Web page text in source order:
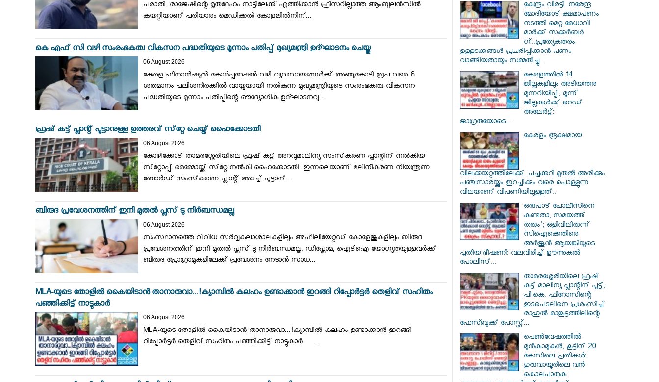
പരാതി. രാജേഷിന്റെ മൃതദേഹം നാട്ടിലേക്ക് എത്തിക്കാന്‍ ഫ്രീസറില്ലാത്ത ആംബുലന്‍സില്‍
കയറ്റിയാണ് പരിയാരം മെഡിക്കല്‍ കോളജില്‍നിന്...
കെ എഫ് സി വഴി സംരംഭകത്വ വികസന പദ്ധതിയുടെ മൂന്നാം പതിപ്പ് മുഖ്യമന്ത്രി ഉദ്ഘാടനം ചെയ്തു
06 August 2026
കേരള ഫിനാന്‍ഷ്യല്‍ കോര്‍പ്പറേഷന്‍ വഴി വ്യവസായങ്ങള്‍ക്ക് അഞ്ചുകോടി രൂപ വരെ 6
ശതമാനം പലിശനിരക്കില്‍ വായ്പയായി നല്‍കുന്ന മുഖ്യമന്ത്രിയുടെ സംരംഭകത്വ വികസന
പദ്ധതിയുടെ മൂന്നാം പതിപ്പിന്റെ ഔദ്യോഗിക ഉദ്ഘാടനവു...
ഫ്രഷ് കട്ട് പ്ലാന്റ് പൂട്ടാനുള്ള ഉത്തരവ് സ്‌റ്റേ ചെയ്ത് ഹൈക്കോടതി
06 August 2026
കോഴിക്കോട് താമരശ്ശേരിയിലെ ഫ്രഷ് കട്ട് അറവുമാലിന്യ സംസ്‌കരണ പ്ലാന്റിന് നല്‍കിയ
സ്‌റ്റോപ്പ് മെമ്മോയ്ക്ക് സ്‌റ്റേ നല്‍കി ഹൈക്കോടതി. ഇന്നലെയാണ് മലിനീകരണ നിയന്ത്രണ
ബോര്‍ഡ് സംസ്‌കരണ പ്ലാന്റ് അടച്ച് പൂട്ടാന്...
ബിരുദ പ്രവേശനത്തിന് ഇനി മുതല്‍ പ്ലസ് ടു നിര്‍ബന്ധമല്ല
06 August 2026
സംസ്ഥാനത്തെ വിവിധ സര്‍വ്വകലാശാലകളിലും അഫിലിയേറ്റഡ് കോളേജുകളിലും ബിരുദ
പ്രവേശനത്തിന് ഇനി മുതല്‍ പ്ലസ് ടു നിര്‍ബന്ധമല്ല. ഡിപ്ലോമ, ഐടിഐ യോഗ്യതയുള്ളവര്‍ക്ക്
ബിരുദ പ്രോഗ്രാമുകളിലേക്ക് പ്രവേശനം നേടാന്‍ സാധ...
MLA-യുടെ തോളിൽ കൈയിടാൻ താനാരുവാ...!ക്യാമ്പിൽ കലഹം ഉണ്ടാക്കാൻ ഇറങ്ങി റിപ്പോർട്ടർ തെളിവ് സഹിതം
പഞ്ഞിക്കിട്ട് നാട്ടുകാർ
06 August 2026
MLA-യുടെ തോളിൽ കൈയിടാൻ താനാരുവാ...!ക്യാമ്പിൽ കലഹം ഉണ്ടാക്കാൻ ഇറങ്ങി
റിപ്പോർട്ടർ തെളിവ് സഹിതം പഞ്ഞിക്കിട്ട് നാട്ടുകാർ ...
കേന്ദ്രം വിരട്ടി..നരേന്ദ്ര
മോദിയോട് ക്ഷമാപണം
നടത്തി മെറ്റ മേധാവി
മാർക്ക് സക്കർബർ​
ഗ്..പ്രത്യേകതരം
ഉള്ളടക്കങ്ങൾ പ്രചരിപ്പിക്കാൻ പണം
വാങ്ങിയതായും സമ്മതിച്ചു..
കേരളത്തിൽ 14
ജില്ലകളിലും അടിയന്തര
മുന്നറിയിപ്പ്; മൂന്ന്
ജില്ലകൾക്ക് റെഡ്
അലേർട്ട്:
ജാഗ്രതയോടെ...
കേരളം രൂക്ഷമായ
വിലക്കയറ്റത്തിലേക്ക്..പച്ചക്കറി മുതൽ അരിക്കും
പഞ്ചസാരയ്ക്കും ഇറച്ചിക്കും വരെ പൊള്ളുന്ന
വിലയാണ് വിപണിയിലുള്ളത്..
ഒരുപാട് പോലീസിനെ
കണ്ടതാ, സമയത്ത്
തരും'; ഒളിവിലിരുന്ന്
സിഐക്കെതിരെ
അർജുൻ ആയങ്കിയുടെ
പുതിയ ഭീഷണി: വലവിരിച്ച് ഊന്നുകൽ
പോലീസ്...
താമരശ്ശേരിയിലെ ഫ്രഷ്
കട്ട് മാലിന്യ പ്ലാന്റിന് പൂട്ട്;
പി.കെ. ഫിറോസിന്റെ
ഇടപെടലിനെ പ്രശംസിച്ച്
രാഹുൽ മാങ്കൂട്ടത്തിലിന്റെ
ഫേസ്ബുക്ക് പോസ്റ്റ്...
പെൺവേഷത്തിൽ
മുൻകാമുകൻ, കൂട്ടിന് 20
കേസിലെ പ്രതികൾ;
ഗുരുവായൂരിലെ വൻ
കൊലപാതക